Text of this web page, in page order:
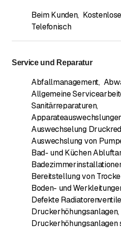
Beim Kunden,
Telefonisch
Service und Reparatur
Abfallmanagement,
Allgemeine
Sanitärreparaturen,
Auswechselung
Auswechslung von
Bad- und Küchen
Bereitstellung von
Boden- und
Defekte Radiatorenventile
Druckerhöhungsanlagen,